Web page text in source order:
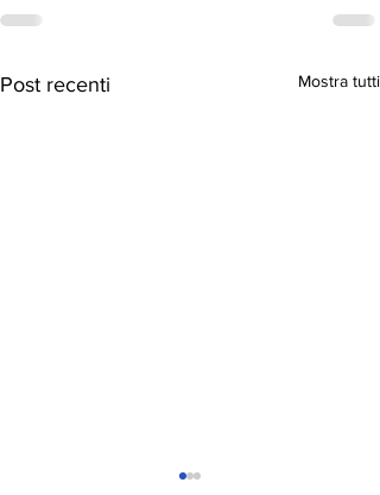
Post recenti Mostra tutti